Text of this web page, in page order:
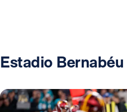
Estadio Bernabéu